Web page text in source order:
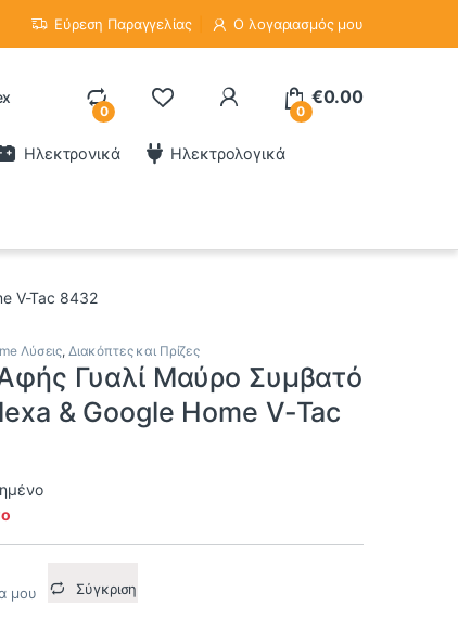
Εύρεση Παραγγελίας Ο λογαριασμός μου
0 0
€0.00
Ηλεκτρονικά Ηλεκτρολογικά
V-Tac 8432
Λύσεις, Διακόπτες και Πρίζες
Γυαλί Μαύρο Συμβατό
& Google Home V-Tac
μου Σύγκριση